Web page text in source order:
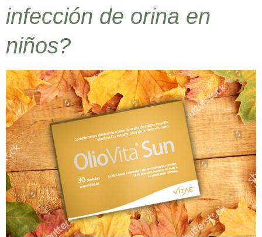
infección de orina en
niños?